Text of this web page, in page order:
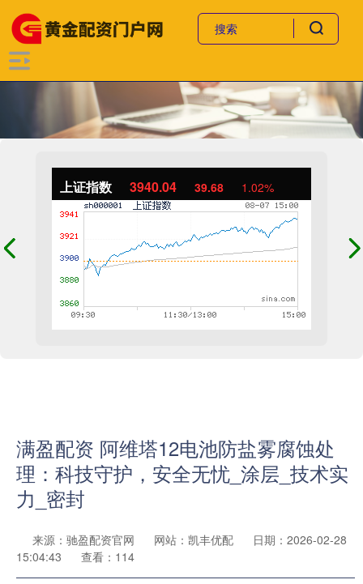
上证指数 3940.04 39.68 1.02%
满盈配资 阿维塔12电池防盐雾腐蚀处
理：科技守护，安全无忧_涂层_技术实
力_密封
来源：驰盈配资官网 网站：凯丰优配
日期：2026-02-28
15:04:43
查看：114